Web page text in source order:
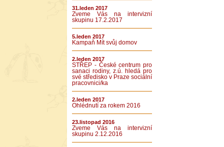
31.leden 2017
Zveme Vás na intervizní
skupinu 17.2.2017
5.leden 2017
Kampaň Mít svůj domov
2.leden 2017
STŘEP - České centrum pro
sanaci rodiny, z.ú. hledá pro
své středisko v Praze sociální
pracovnici/ka
2.leden 2017
Ohlédnutí za rokem 2016
23.listopad 2016
Zveme Vás na intervizní
skupinu 2.12.2016